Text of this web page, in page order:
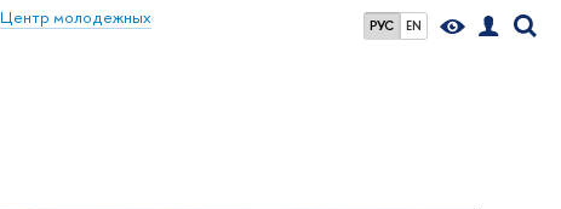
РУС EN
Центр молодежных